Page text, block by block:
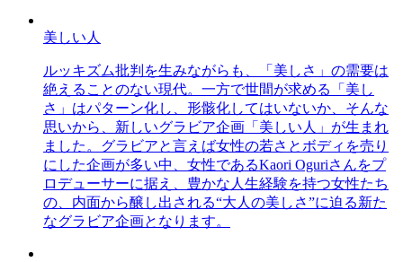
美しい人
ルッキズム批判を生みながらも、「美しさ」の需要は
絶えることのない現代。一方で世間が求める「美し
さ」はパターン化し、形骸化してはいないか、そんな
思いから、新しいグラビア企画「美しい人」が生まれ
ました。グラビアと言えば女性の若さとボディを売り
にした企画が多い中、女性であるKaori Oguriさんをプ
ロデューサーに据え、豊かな人生経験を持つ女性たち
の、内面から醸し出される“大人の美しさ”に迫る新た
なグラビア企画となります。